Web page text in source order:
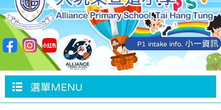
P1 intake info. 小一資訊
選單MENU